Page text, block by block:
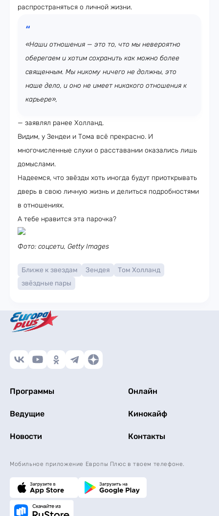
распространяться о личной жизни.
«Наши отношения — это то, что мы невероятно
оберегаем и хотим сохранить как можно более
священным. Мы никому ничего не должны, это
наше дело, и оно не имеет никакого отношения к
карьере»,
— заявлял ранее Холланд.
Видим, у Зендеи и Тома всё прекрасно. И
многочисленные слухи о расставании оказались лишь
домыслами.
Надеемся, что звёзды хоть иногда будут приоткрывать
дверь в свою личную жизнь и делиться подробностями
в отношениях.
А тебе нравится эта парочка?
Фото: соцсети, Getty Images
Ближе к звездам Зендея
Том Холланд
звёздные пары
Программы Онлайн
Ведущие Кинокайф
Новости Контакты
Мобильное приложение Европы Плюс в твоем телефоне.